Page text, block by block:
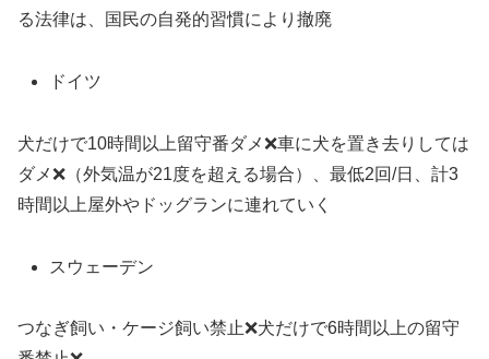
る法律は、国民の自発的習慣により撤廃
ドイツ
犬だけで10時間以上留守番ダメ❌車に犬を置き去りしては
ダメ❌（外気温が21度を超える場合）、最低2回/日、計3
時間以上屋外やドッグランに連れていく
スウェーデン
つなぎ飼い・ケージ飼い禁止❌犬だけで6時間以上の留守